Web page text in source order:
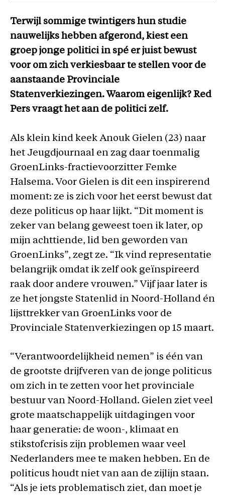
Terwijl sommige twintigers hun studie
nauwelijks hebben afgerond, kiest een
groep jonge politici in spé er juist bewust
voor om zich verkiesbaar te stellen voor de
aanstaande Provinciale
Statenverkiezingen. Waarom eigenlijk? Red
Pers vraagt het aan de politici zelf.
Als klein kind keek Anouk Gielen (23) naar
het Jeugdjournaal en zag daar toenmalig
GroenLinks-fractievoorzitter Femke
Halsema. Voor Gielen is dit een inspirerend
moment: ze is zich voor het eerst bewust dat
deze politicus op haar lijkt. “Dit moment is
zeker van belang geweest toen ik later, op
mijn achttiende, lid ben geworden van
GroenLinks”, zegt ze. “Ik vind representatie
belangrijk omdat ik zelf ook geïnspireerd
raak door andere vrouwen.” Vijf jaar later is
ze het jongste Statenlid in Noord-Holland én
lijsttrekker van GroenLinks voor de
Provinciale Statenverkiezingen op 15 maart.
“Verantwoordelijkheid nemen” is één van
de grootste drijfveren van de jonge politicus
om zich in te zetten voor het provinciale
bestuur van Noord-Holland. Gielen ziet veel
grote maatschappelijk uitdagingen voor
haar generatie: de woon-, klimaat en
stikstofcrisis zijn problemen waar veel
Nederlanders mee te maken hebben. En de
politicus houdt niet van aan de zijlijn staan.
“Als je iets problematisch ziet, dan moet je